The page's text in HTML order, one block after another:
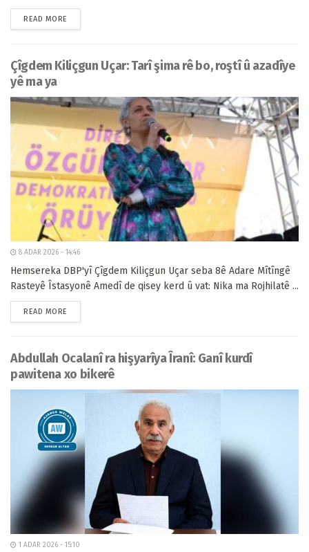
READ MORE
Çîgdem Kiliçgun Uçar: Tarî şima rê bo, roştî û azadîye
yê ma ya
8 ADAR 2026 - 14:46
Hemsereka DBP'yî Çîgdem Kiliçgun Uçar seba 8ê Adare Mîtîngê
Rasteyê Îstasyonê Amedî de qisey kerd û vat: Nika ma Rojhilatê ...
READ MORE
Abdullah Ocalanî ra hişyarîya Îranî: Ganî kurdî
pawitena xo bikerê
1 ADAR 2026 - 15:10